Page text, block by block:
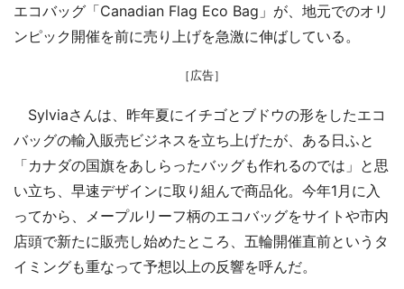
エコバッグ「Canadian Flag Eco Bag」が、地元でのオリ
ンピック開催を前に売り上げを急激に伸ばしている。
［広告］
Sylviaさんは、昨年夏にイチゴとブドウの形をしたエコ
バッグの輸入販売ビジネスを立ち上げたが、ある日ふと
「カナダの国旗をあしらったバッグも作れるのでは」と思
い立ち、早速デザインに取り組んで商品化。今年1月に入
ってから、メープルリーフ柄のエコバッグをサイトや市内
店頭で新たに販売し始めたところ、五輪開催直前というタ
イミングも重なって予想以上の反響を呼んだ。